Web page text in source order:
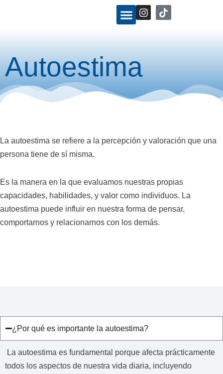
I
n
a
Autoestima
La autoestima se refiere a la percepción y valoración que una
persona tiene de sí misma.
Es la manera en la que evaluamos nuestras propias
capacidades, habilidades, y valor como individuos. La
autoestima puede influir en nuestra forma de pensar,
comportarnos y relacionarnos con los demás.
¿Por qué es importante la autoestima?
La autoestima es fundamental porque afecta prácticamente
todos los aspectos de nuestra vida diaria, incluyendo